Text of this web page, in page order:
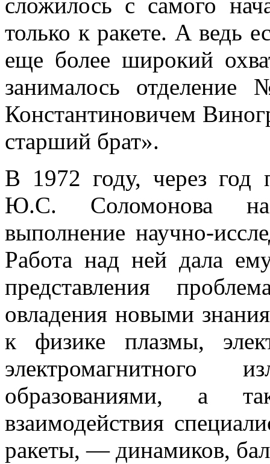
сложилось с самого
только к ракете. А ведь
еще более широкий
занималось
Константиновичем
старший брат».
В 1972 году, через
Ю.С. Соломонова
выполнение научно-
Работа над ней дала
представления
овладения новыми
к физике плазмы,
электромагнитного
образованиями, а
взаимодействия
ракеты, — динамиков,